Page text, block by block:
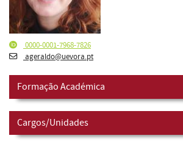
0000-0001-7968-7826
ageraldo@uevora.pt
Formação Académica
Cargos/Unidades